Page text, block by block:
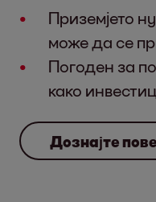
Приземјето
може да се
Погоден за
како
Дознајте